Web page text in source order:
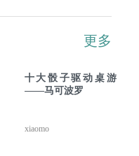
更多
十大骰子驱动桌游
——马可波罗
xiaomo